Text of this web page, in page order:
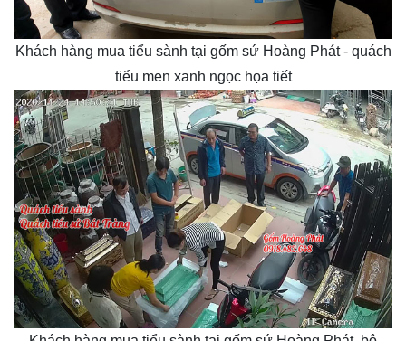
Khách hàng mua tiểu sành tại gốm sứ Hoàng Phát - quách
tiểu men xanh ngọc họa tiết